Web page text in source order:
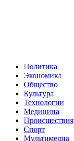
Политика
Экономика
Общество
Культура
Технологии
Медицина
Происшествия
Спорт
Мультимедиа